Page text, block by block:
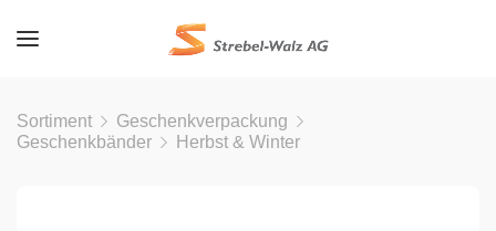
Sortiment
Geschenkverpackung
Geschenkbänder
Herbst & Winter